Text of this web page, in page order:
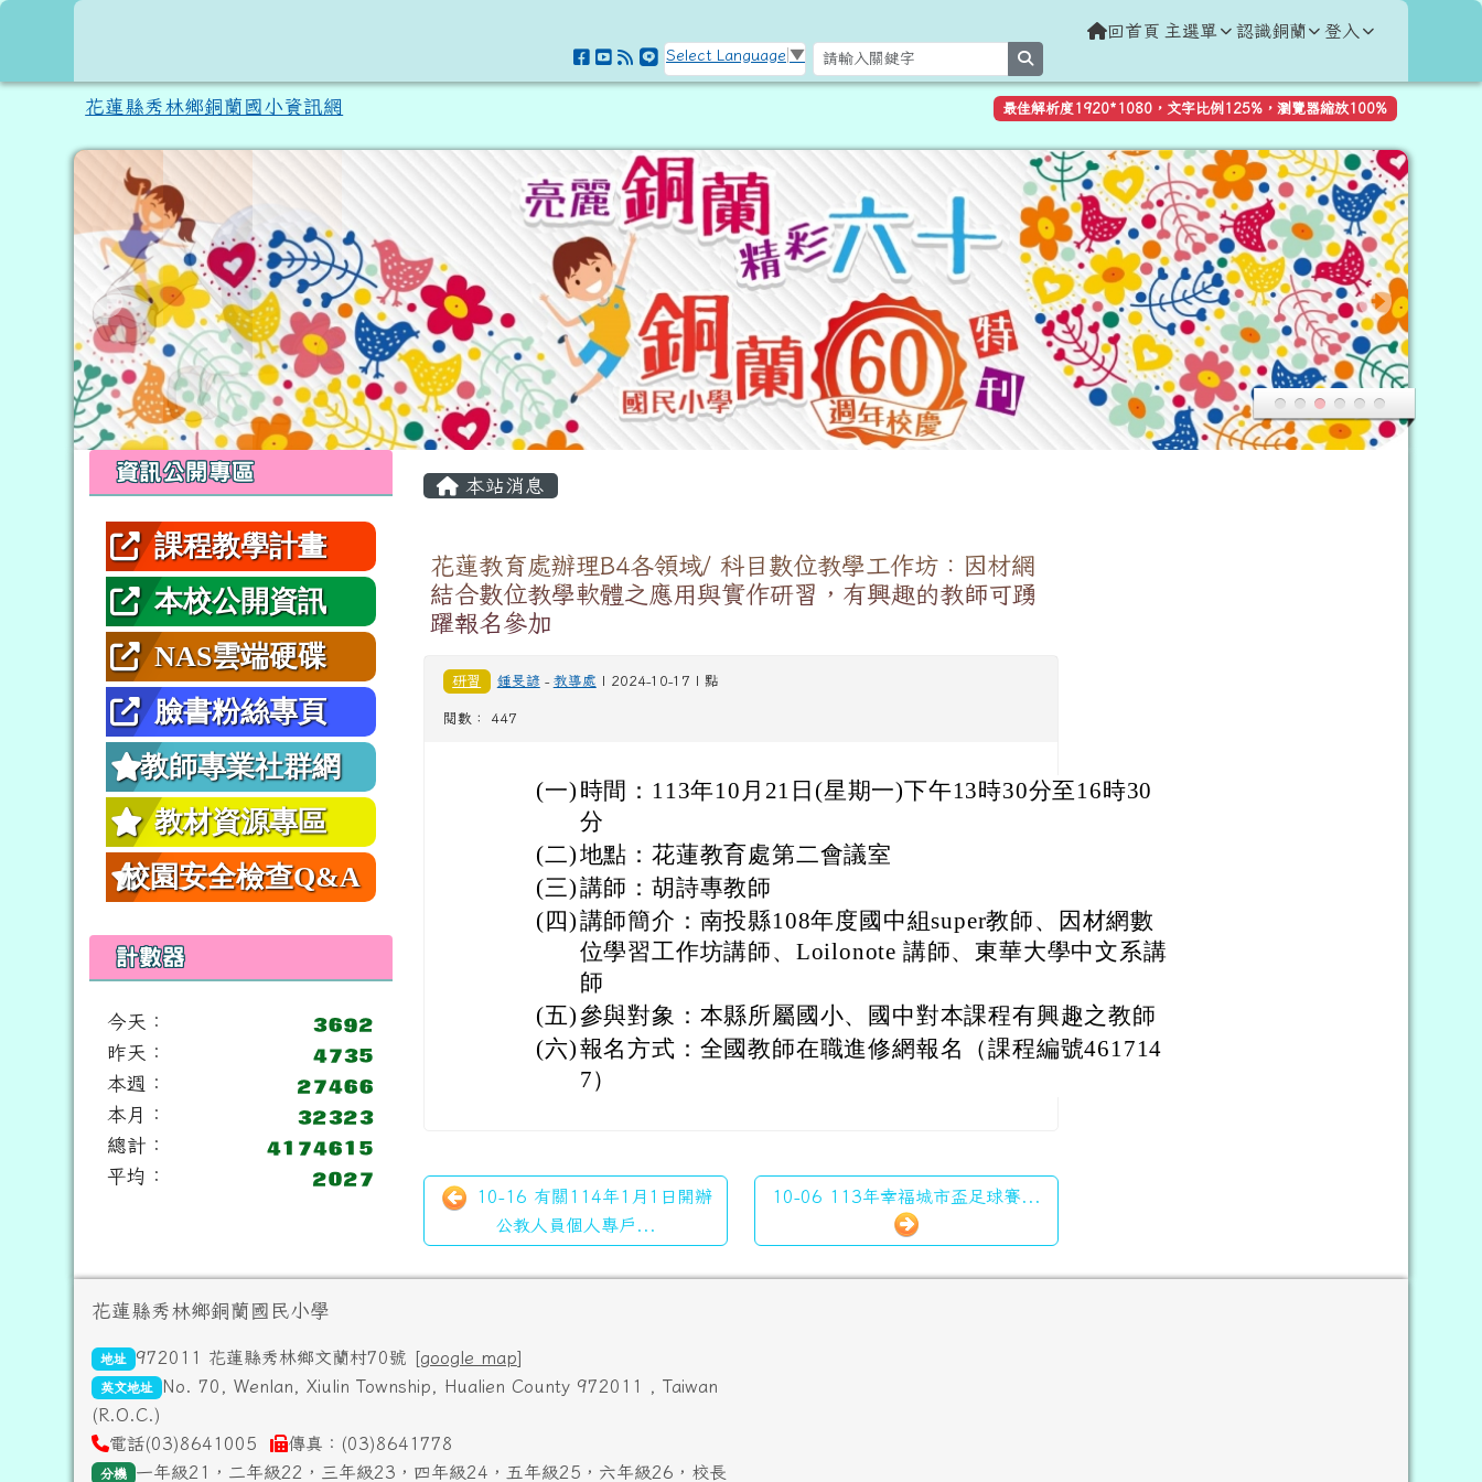
跳至主內容區
Select Language ▼
回首頁 主選單 認識銅蘭 登入
花蓮縣秀林鄉銅蘭國小資訊網 最佳解析度1920*1080，文字比例125%，瀏覽器縮放100%
左邊區域內容
資訊公開專區
課程教學計畫
本校公開資訊
NAS雲端硬碟
臉書粉絲專頁
教師專業社群網
教材資源專區
校園安全檢查Q&A
計數器
今天：
昨天：
本週：
本月：
總計：
平均：
主內容區域
本站消息
花蓮教育處辦理B4各領域/ 科目數位教學工作坊：因材網
結合數位教學軟體之應用與實作研習，有興趣的教師可踴
躍報名參加
研習 鍾旻諺- 教導處 | 2024-10-17 | 點
閱數： 447
(一) 時間：113年10月21日(星期一)下午13時30分至16時30
分
(二)地點：花蓮教育處第二會議室
(三)講師：胡詩專教師
(四)講師簡介：南投縣108年度國中組super教師、因材網數
位學習工作坊講師、Loilonote 講師、東華大學中文系講
師
(五)參與對象：本縣所屬國小、國中對本課程有興趣之教師
(六)報名方式：全國教師在職進修網報名（課程編號461714
7）
10-16 有關114年1月1日開辦
公教人員個人專戶...
10-06 113年幸福城市盃足球賽...
頁尾區域
頁尾區域內容
花蓮縣秀林鄉銅蘭國民小學
地址 972011 花蓮縣秀林鄉文蘭村70號 [google map]
英文地址
No. 70, Wenlan, Xiulin Township, Hualien County 972011 , Taiwan
(R.O.C.)
電話(03)8641005
傳真：(03)8641778
分機 一年級21，二年級22，三年級23，四年級24，五年級25，六年級26，校長